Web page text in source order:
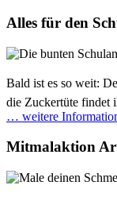
Alles für den
Bald ist es so weit:
die Zuckertüte findet
… weitere
Mitmalaktion